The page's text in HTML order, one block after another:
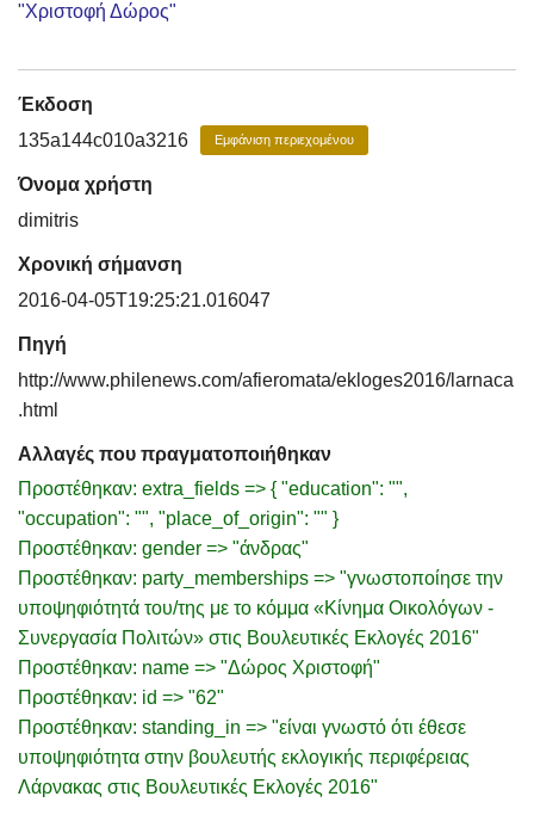
"Χριστοφή Δώρος"
Έκδοση
135a144c010a3216
Εμφάνιση περιεχομένου
Όνομα χρήστη
dimitris
Χρονική σήμανση
2016-04-05T19:25:21.016047
Πηγή
http://www.philenews.com/afieromata/ekloges2016/larnaca
.html
Αλλαγές που πραγματοποιήθηκαν
Προστέθηκαν: extra_fields => { "education": "",
"occupation": "", "place_of_origin": "" }
Προστέθηκαν: gender => "άνδρας"
Προστέθηκαν: party_memberships => "γνωστοποίησε την
υποψηφιότητά του/της με το κόμμα «Κίνημα Οικολόγων -
Συνεργασία Πολιτών» στις Βουλευτικές Εκλογές 2016"
Προστέθηκαν: name => "Δώρος Χριστοφή"
Προστέθηκαν: id => "62"
Προστέθηκαν: standing_in => "είναι γνωστό ότι έθεσε
υποψηφιότητα στην βουλευτής εκλογικής περιφέρειας
Λάρνακας στις Βουλευτικές Εκλογές 2016"